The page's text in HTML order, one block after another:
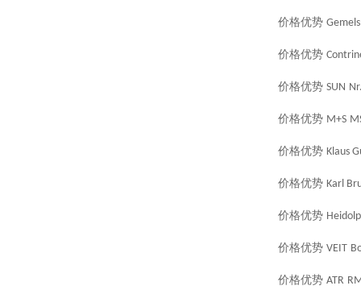
价格优势 Gemels
价格优势
价格优势 SUN
价格优势 M+S
价格优势 Klaus
价格优势 Karl
价格优势
价格优势 VEIT
价格优势 ATR